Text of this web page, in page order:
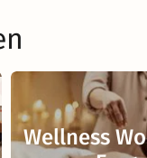
Wellness